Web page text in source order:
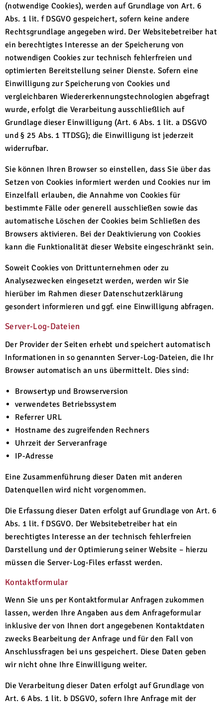
(notwendige Cookies), werden auf Grundlage von Art. 6
Abs. 1 lit. f DSGVO gespeichert, sofern keine andere
Rechtsgrundlage angegeben wird. Der Websitebetreiber hat
ein berechtigtes Interesse an der Speicherung von
notwendigen Cookies zur technisch fehlerfreien und
optimierten Bereitstellung seiner Dienste. Sofern eine
Einwilligung zur Speicherung von Cookies und
vergleichbaren Wiedererkennungstechnologien abgefragt
wurde, erfolgt die Verarbeitung ausschließlich auf
Grundlage dieser Einwilligung (Art. 6 Abs. 1 lit. a DSGVO
und § 25 Abs. 1 TTDSG); die Einwilligung ist jederzeit
widerrufbar.
Sie können Ihren Browser so einstellen, dass Sie über das
Setzen von Cookies informiert werden und Cookies nur im
Einzelfall erlauben, die Annahme von Cookies für
bestimmte Fälle oder generell ausschließen sowie das
automatische Löschen der Cookies beim Schließen des
Browsers aktivieren. Bei der Deaktivierung von Cookies
kann die Funktionalität dieser Website eingeschränkt sein.
Soweit Cookies von Drittunternehmen oder zu
Analysezwecken eingesetzt werden, werden wir Sie
hierüber im Rahmen dieser Datenschutzerklärung
gesondert informieren und ggf. eine Einwilligung abfragen.
Server-Log-Dateien
Der Provider der Seiten erhebt und speichert automatisch
Informationen in so genannten Server-Log-Dateien, die Ihr
Browser automatisch an uns übermittelt. Dies sind:
Browsertyp und Browserversion
verwendetes Betriebssystem
Referrer URL
Hostname des zugreifenden Rechners
Uhrzeit der Serveranfrage
IP-Adresse
Eine Zusammenführung dieser Daten mit anderen
Datenquellen wird nicht vorgenommen.
Die Erfassung dieser Daten erfolgt auf Grundlage von Art. 6
Abs. 1 lit. f DSGVO. Der Websitebetreiber hat ein
berechtigtes Interesse an der technisch fehlerfreien
Darstellung und der Optimierung seiner Website – hierzu
müssen die Server-Log-Files erfasst werden.
Kontaktformular
Wenn Sie uns per Kontaktformular Anfragen zukommen
lassen, werden Ihre Angaben aus dem Anfrageformular
inklusive der von Ihnen dort angegebenen Kontaktdaten
zwecks Bearbeitung der Anfrage und für den Fall von
Anschlussfragen bei uns gespeichert. Diese Daten geben
wir nicht ohne Ihre Einwilligung weiter.
Die Verarbeitung dieser Daten erfolgt auf Grundlage von
Art. 6 Abs. 1 lit. b DSGVO, sofern Ihre Anfrage mit der